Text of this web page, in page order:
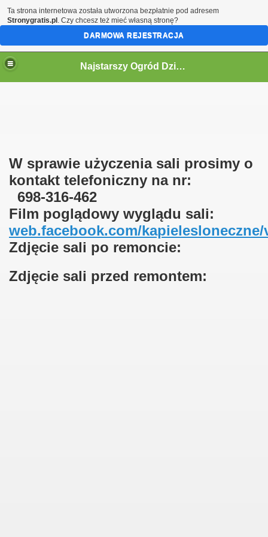
Najstarszy Ogród Działkowy w Polsce
W sprawie użyczenia sali prosimy o
kontakt telefoniczny na nr:
698-316-462
Film poglądowy wyglądu sali:
web.facebook.com/kapielesloneczne/
Zdjęcie sali po remoncie:
Zdjęcie sali przed remontem:
informacje.
Ta strona internetowa została utworzona bezpłatnie pod adresem
Stronygratis.pl . Czy chcesz też mieć własną stronę?
DARMOWA REJESTRACJA